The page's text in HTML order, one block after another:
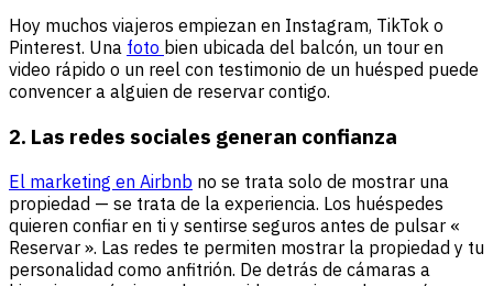
Hoy muchos viajeros empiezan en Instagram, TikTok o
Pinterest. Una foto bien ubicada del balcón, un tour en
video rápido o un reel con testimonio de un huésped puede
convencer a alguien de reservar contigo.
2. Las redes sociales generan confianza
El marketing en Airbnb no se trata solo de mostrar una
propiedad — se trata de la experiencia. Los huéspedes
quieren confiar en ti y sentirse seguros antes de pulsar «
Reservar ». Las redes te permiten mostrar la propiedad y tu
personalidad como anfitrión. De detrás de cámaras a